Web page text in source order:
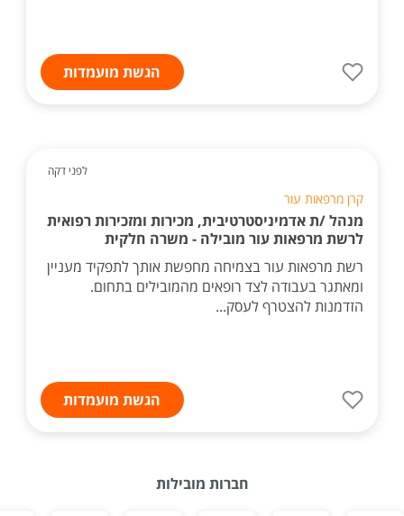
הגשת מועמדות
לפני דקה
קרן מרפאות עור
מנהל /ת אדמיניסטרטיבית, מכירות ומזכירות רפואית
לרשת מרפאות עור מובילה - משרה חלקית
רשת מרפאות עור בצמיחה מחפשת אותך לתפקיד מעניין
ומאתגר בעבודה לצד רופאים מהמובילים בתחום.
הזדמנות להצטרף לעסק...
הגשת מועמדות
חברות מובילות